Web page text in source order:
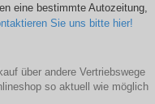
eine bestimmte Autozeitung,
Sie uns bitte hier!
über andere Vertriebswege
so aktuell wie möglich